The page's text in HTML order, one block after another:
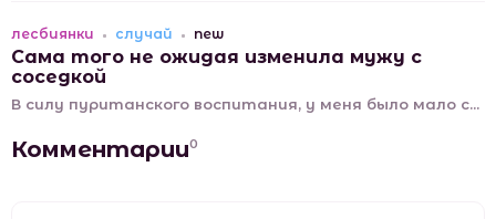
лесбиянки случай new
Сама того не ожидая изменила мужу с
соседкой
В силу пуританского воспитания, у меня было мало с...
Комментарии0